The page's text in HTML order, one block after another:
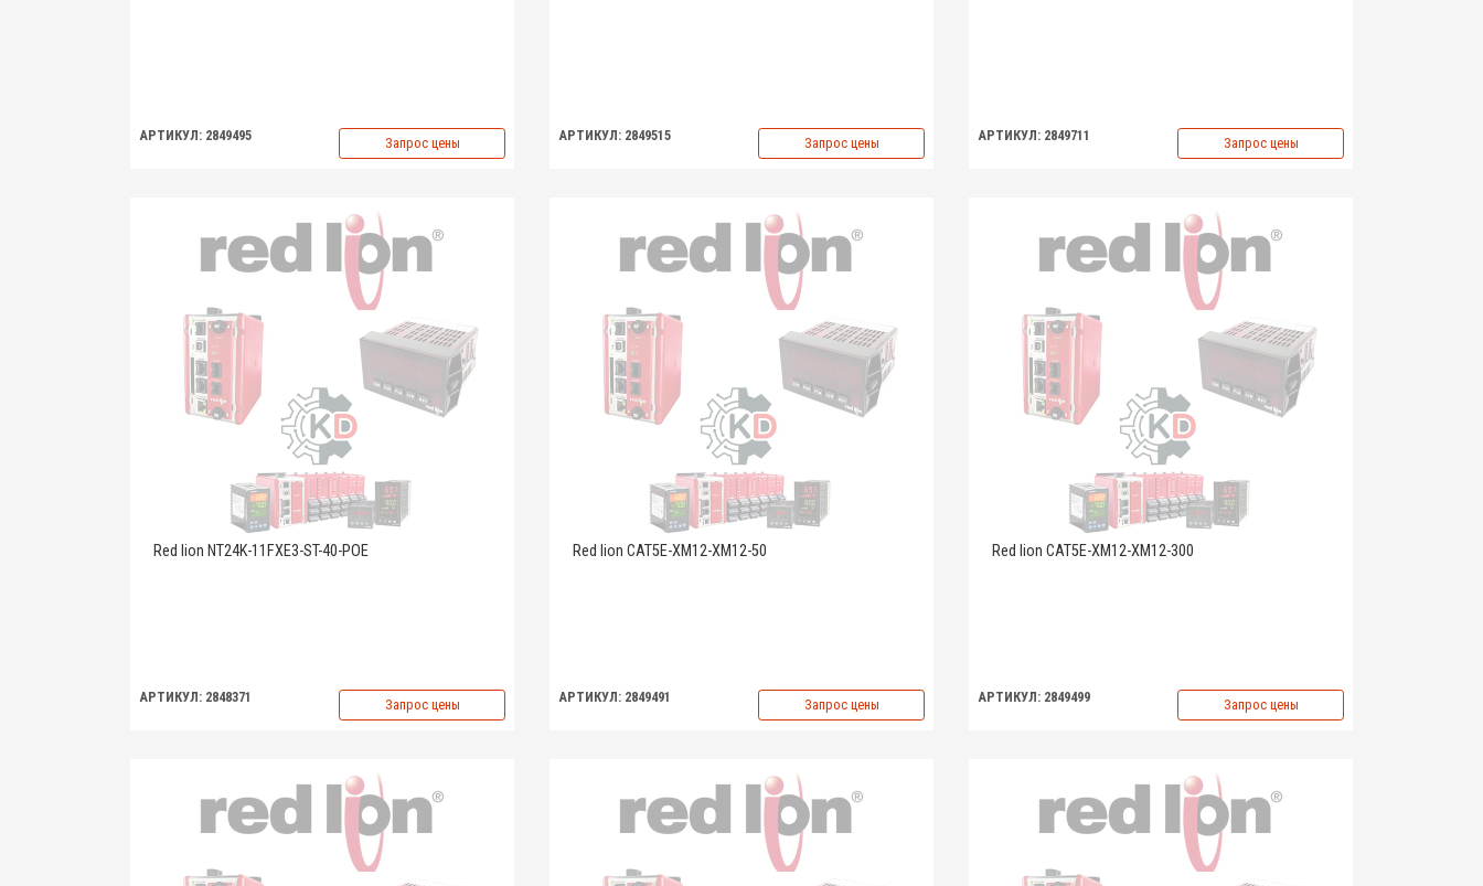
АРТИКУЛ: 2849495 Запрос цены АРТИКУЛ: 2849515 Запрос цены АРТИКУЛ: 2849711 Запрос цены
Red lion NT24K-11FXE3-ST-40-POE
АРТИКУЛ: 2848371 Запрос цены
Red lion CAT5E-XM12-XM12-50
АРТИКУЛ: 2849491 Запрос цены
Red lion CAT5E-XM12-XM12-300
АРТИКУЛ: 2849499 Запрос цены